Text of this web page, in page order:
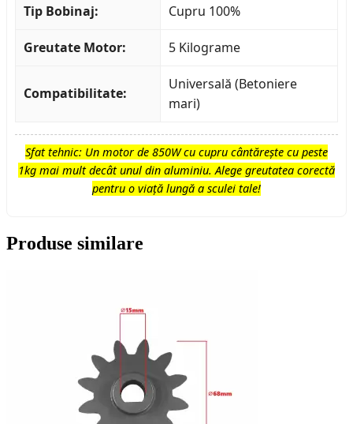
Tip Bobinaj: Cupru 100%
Greutate Motor: 5 Kilograme
Compatibilitate:
Universală (Betoniere
mari)
Sfat tehnic: Un motor de 850W cu cupru cântărește cu peste
1kg mai mult decât unul din aluminiu. Alege greutatea corectă
pentru o viață lungă a sculei tale!
Produse similare